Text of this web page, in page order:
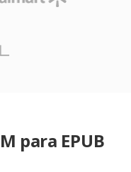
para EPUB